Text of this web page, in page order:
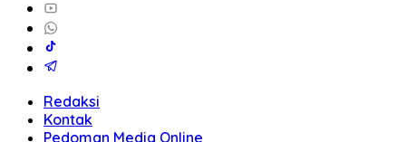
Redaksi
Kontak
Pedoman Media Online